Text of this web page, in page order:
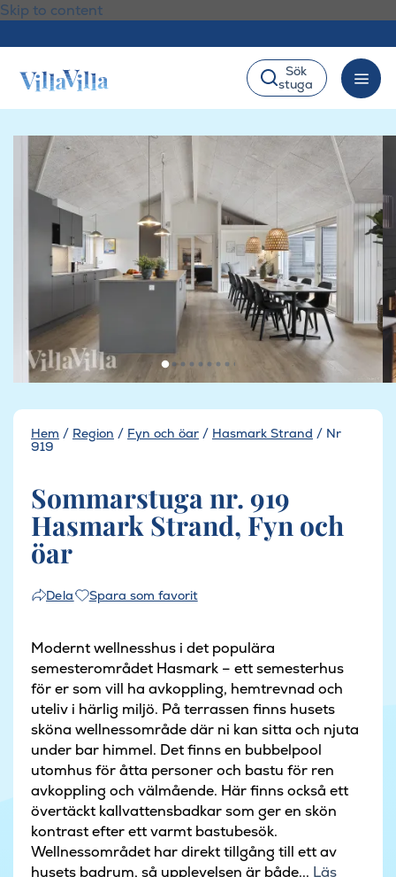
Skip to content
Sök
stuga
Hem / Region / Fyn och öar / Hasmark Strand / Nr
919
Sommarstuga nr. 919
Hasmark Strand, Fyn och
öar
Dela Spara som favorit
Modernt wellnesshus i det populära
semesterområdet Hasmark – ett semesterhus
för er som vill ha avkoppling, hemtrevnad och
uteliv i härlig miljö. På terrassen finns husets
sköna wellnessområde där ni kan sitta och njuta
under bar himmel. Det finns en bubbelpool
utomhus för åtta personer och bastu för ren
avkoppling och välmående. Här finns också ett
övertäckt kallvattensbadkar som ger en skön
kontrast efter ett varmt bastubesök.
Wellnessområdet har direkt tillgång till ett av
husets badrum, så upplevelsen är både... Läs